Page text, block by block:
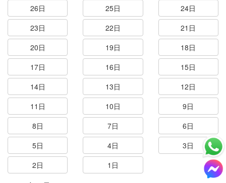
26日
25日
24日
23日
22日
21日
20日
19日
18日
17日
16日
15日
14日
13日
12日
11日
10日
9日
8日
7日
6日
5日
4日
3日
2日
1日